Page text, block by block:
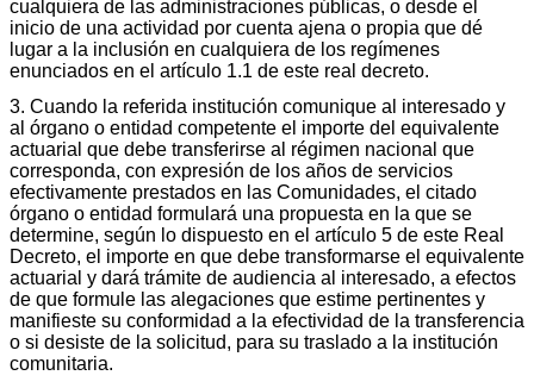
cualquiera de las administraciones públicas, o desde el
inicio de una actividad por cuenta ajena o propia que dé
lugar a la inclusión en cualquiera de los regímenes
enunciados en el artículo 1.1 de este real decreto.
3. Cuando la referida institución comunique al interesado y
al órgano o entidad competente el importe del equivalente
actuarial que debe transferirse al régimen nacional que
corresponda, con expresión de los años de servicios
efectivamente prestados en las Comunidades, el citado
órgano o entidad formulará una propuesta en la que se
determine, según lo dispuesto en el artículo 5 de este Real
Decreto, el importe en que debe transformarse el equivalente
actuarial y dará trámite de audiencia al interesado, a efectos
de que formule las alegaciones que estime pertinentes y
manifieste su conformidad a la efectividad de la transferencia
o si desiste de la solicitud, para su traslado a la institución
comunitaria.